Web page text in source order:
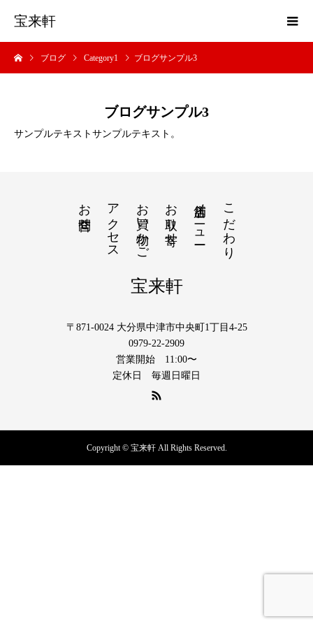
宝来軒
ブログ Category1 ブログサンプル3
ブログサンプル3
サンプルテキストサンプルテキスト。
こだわり
店舗メニュー
お取り寄せ
お買い物かご
アクセス
お問合せ
宝来軒
〒871-0024 大分県中津市中央町1丁目4-25
0979-22-2909
営業開始 11:00〜
定休日 毎週日曜日
Copyright © 宝来軒 All Rights Reserved.